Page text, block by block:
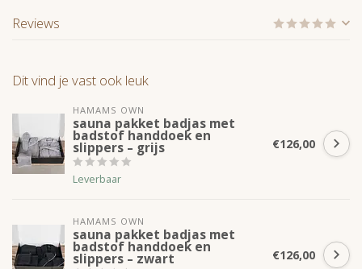
Reviews
Dit vind je vast ook leuk
HAMAMS OWN
sauna pakket badjas met
badstof handdoek en
slippers – grijs
Leverbaar
€126,00
HAMAMS OWN
sauna pakket badjas met
badstof handdoek en
slippers – zwart €126,00